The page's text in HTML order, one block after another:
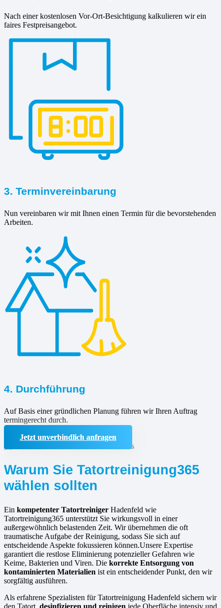
Nach einer kostenlosen Vor-Ort-Besichtigung kalkulieren wir ein
faires Festpreisangebot.
3. Terminvereinbarung
Nun vereinbaren wir mit Ihnen einen Termin für die bevorstehenden
Arbeiten.
4. Durchführung
Auf Basis einer gründlichen Planung führen wir Ihren Auftrag
termingerecht durch.
Jetzt unverbindlich anfragen
Warum Sie Tatortreinigung365
wählen sollten
Ein kompetenter Tatortreiniger Hadenfeld wie
Tatortreinigung365 unterstützt Sie wirkungsvoll in einer
außergewöhnlich belastenden Zeit. Wir übernehmen die oft
traumatische Aufgabe der Reinigung, sodass Sie sich auf
entscheidende Aspekte fokussieren können.Unsere Expertise
garantiert die restlose Eliminierung potenzieller Gefahren wie
Keime, Bakterien und Viren. Die korrekte Entsorgung von
kontaminierten Materialien ist ein entscheidender Punkt, den wir
sorgfältig ausführen.
Als erfahrene Spezialisten für Tatortreinigung Hadenfeld sichern wir
den Tatort, desinfizieren und reinigen jede Oberfläche intensiv und